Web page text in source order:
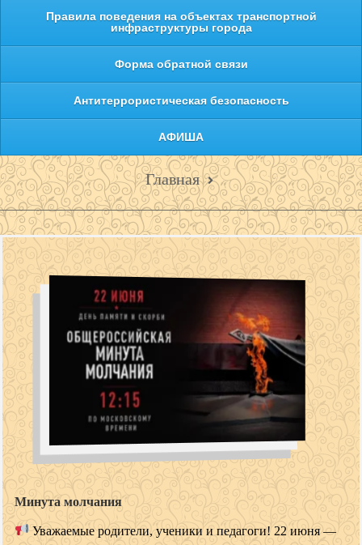
Правила поведения на объектах транспортной
инфраструктуры города
Форма обратной связи
Антитеррористическая безопасность
АФИША
Главная
Минута молчания
Уважаемые родители, ученики и педагоги! 22 июня —